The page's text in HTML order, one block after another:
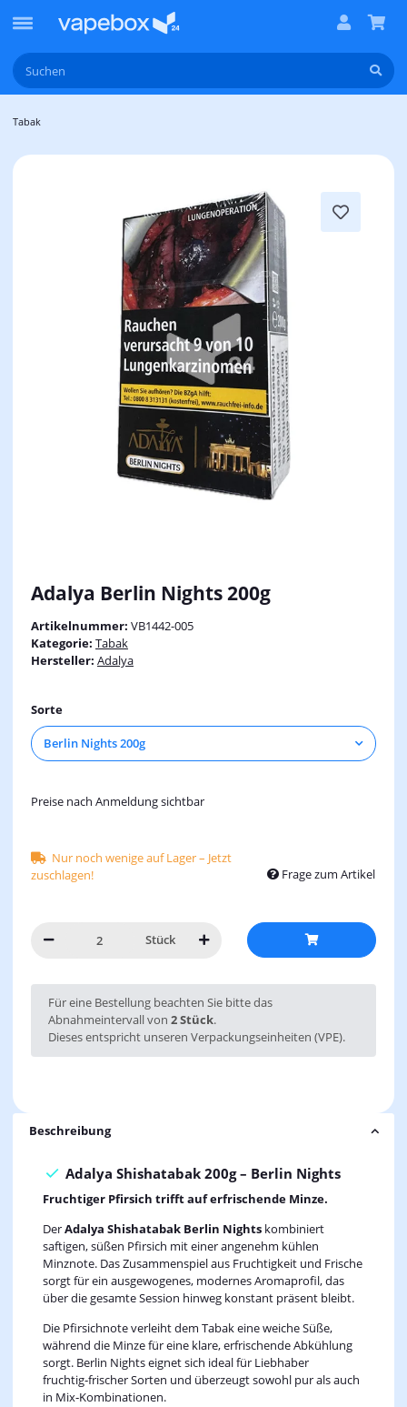
Tabak
Adalya Berlin Nights 200g
Artikelnummer: VB1442-005
Kategorie: Tabak
Hersteller: Adalya
Sorte
Berlin Nights 200g
Preise nach Anmeldung sichtbar
Nur noch wenige auf Lager – Jetzt
zuschlagen!
Frage zum Artikel
Stück
x
Für eine Bestellung beachten Sie bitte das
Abnahmeintervall von 2 Stück.
Dieses entspricht unseren Verpackungseinheiten (VPE).
Beschreibung
Adalya Shishatabak 200g – Berlin Nights
Fruchtiger Pfirsich trifft auf erfrischende Minze.
DerAdalya Shishatabak Berlin Nightskombiniert
saftigen, süßen Pfirsich mit einer angenehm kühlen
Minznote. Das Zusammenspiel aus Fruchtigkeit und Frische
sorgt für ein ausgewogenes, modernes Aromaprofil, das
über die gesamte Session hinweg konstant präsent bleibt.
Die Pfirsichnote verleiht dem Tabak eine weiche Süße,
während die Minze für eine klare, erfrischende Abkühlung
sorgt. Berlin Nights eignet sich ideal für Liebhaber
fruchtig‑frischer Sorten und überzeugt sowohl pur als auch
in Mix‑Kombinationen.